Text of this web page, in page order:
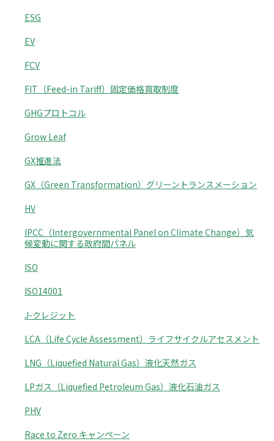
ESG
EV
FCV
FIT（Feed-in Tariff）固定価格買取制度
GHGプロトコル
Grow Leaf
GX推進法
GX（Green Transformation）グリーントランスメーション
HV
IPCC（Intergovernmental Panel on Climate Change）気
候変動に関する政府間パネル
ISO
ISO14001
J-クレジット
LCA（Life Cycle Assessment）ライフサイクルアセスメント
LNG（Liquefied Natural Gas）液化天然ガス
LPガス（Liquefied Petroleum Gas）液化石油ガス
PHV
Race to Zero キャンペーン